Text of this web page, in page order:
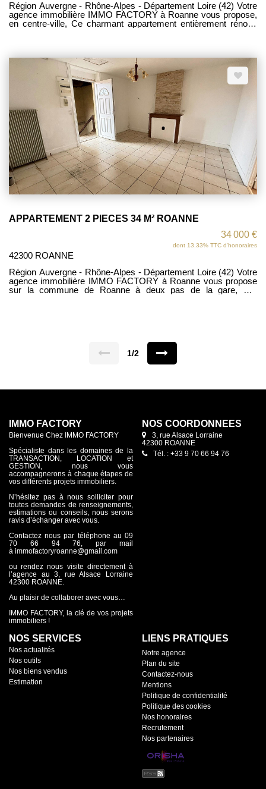
Région Auvergne - Rhône-Alpes - Département Loire (42) Votre
agence immobilière IMMO FACTORY à Roanne vous propose,
en centre-ville, Ce charmant appartement entièrement rénové
moderne et équipée, s'articule autour d'un élégant îlot central, un
espace convivial idéal pour partager des moments entre amis
ou en famille. Côté nuit, deux chambres vous attendent : une
confortable chambre principale avec dressing, et une seconde
pièce modulable selon vos besoins (bureau, chambre d'enfant
ou d'amis). Une salle d'eau ainsi que des WC indépendants
complètent l'ensemble. Un grenier vient parfaire ce bien en
offrant un espace de rangement appréciable. Son véritable atout
? Une localisation recherchée, à deux pas de toutes les
commodités : commerces, écoles et transports sont
accessibles à pied pour un quotidien pratique et agréable.
APPARTEMENT 2 PIECES 34 M² ROANNE
34 000 €
dont 13.33% TTC d'honoraires
42300 ROANNE
Région Auvergne - Rhône-Alpes - Département Loire (42) Votre
agence immobilière IMMO FACTORY à Roanne vous propose
sur la commune de Roanne à deux pas de la gare, Cet
1/2
IMMO FACTORY
Bienvenue Chez IMMO FACTORY
Spécialiste dans les domaines de la
TRANSACTION, LOCATION et
GESTION, nous vous
accompagnerons à chaque étapes de
vos différents projets immobiliers.
N’hésitez pas à nous solliciter pour
toutes demandes de renseignements,
estimations ou conseils, nous serons
ravis d’échanger avec vous.
Contactez nous par téléphone au 09
70 66 94 76, par mail
à immofactoryroanne@gmail.com
ou rendez nous visite directement à
l’agence au 3, rue Alsace Lorraine
42300 ROANNE.
Au plaisir de collaborer avec vous…
IMMO FACTORY, la clé de vos projets
immobiliers !
NOS COORDONNÉES
3, rue Alsace Lorraine
42300 ROANNE
Tél. : +33 9 70 66 94 76
NOS SERVICES
Nos actualités
Nos outils
Nos biens vendus
Estimation
LIENS PRATIQUES
Notre agence
Plan du site
Contactez-nous
Mentions
Politique de confidentialité
Politique des cookies
Nos honoraires
Recrutement
Nos partenaires